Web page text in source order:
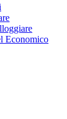
Economico